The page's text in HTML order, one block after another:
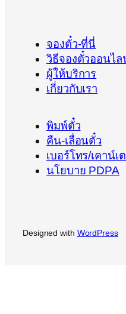
จองตั๋ว-ที่นี่
วิธีจองตั๋วออนไล
ผู้ให้บริการ
เกี่ยวกับเรา
พิมพ์ตั๋ว
คืน-เลื่อนตั๋ว
เบอร์โทร/เคาน์เ
นโยบาย PDPA
Designed with WordPress